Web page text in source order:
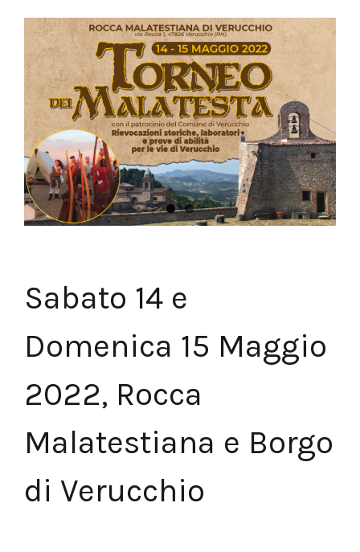
Sabato 14 e
Domenica 15 Maggio
2022, Rocca
Malatestiana e Borgo
di Verucchio